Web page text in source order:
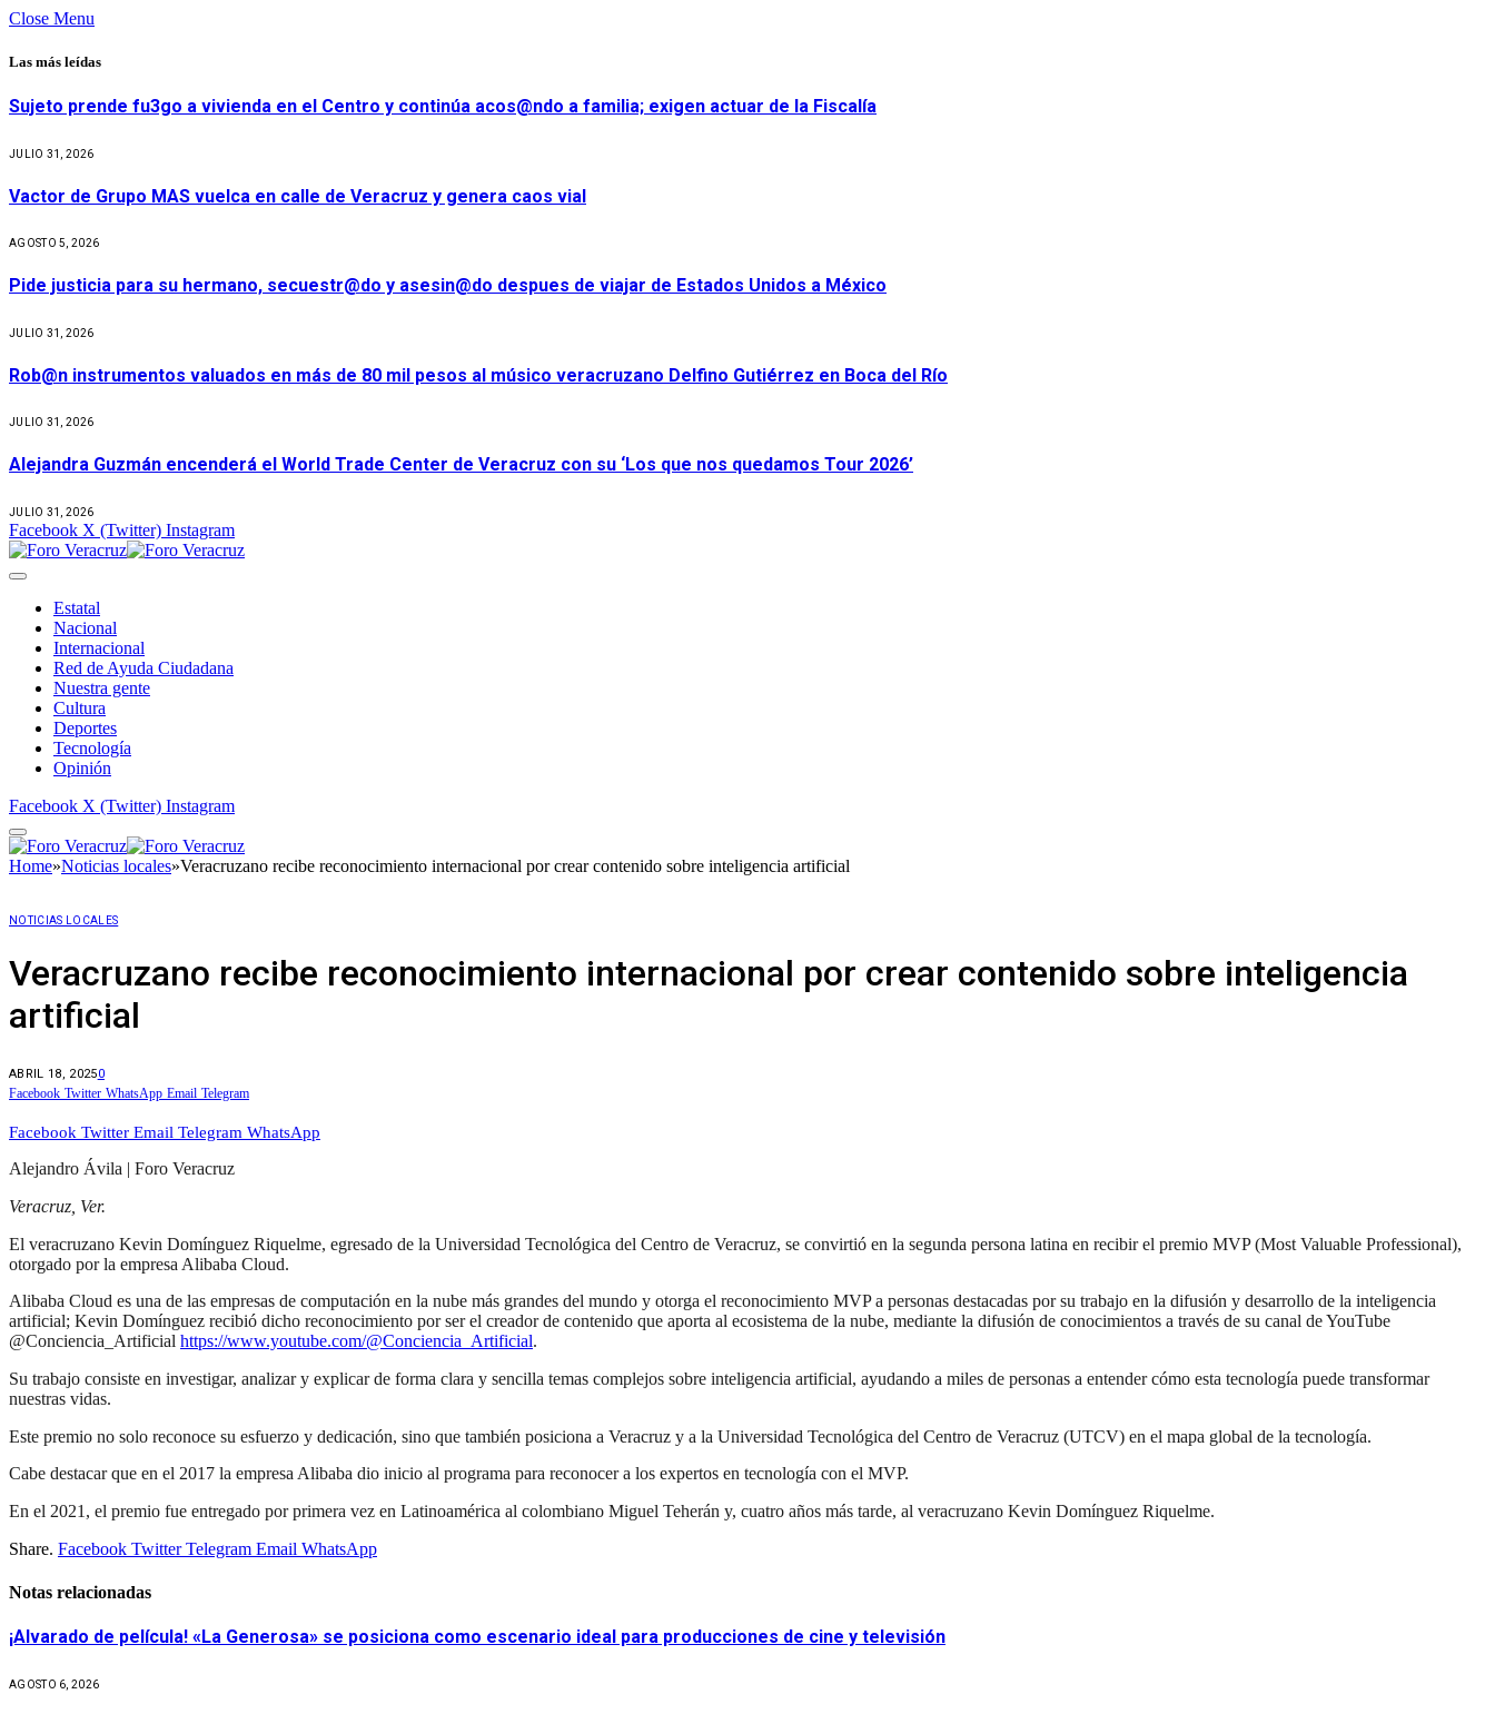
Close Menu
Las más leídas
Sujeto prende fu3go a vivienda en el Centro y continúa acos@ndo a familia; exigen actuar de la Fiscalía
JULIO 31, 2026
Vactor de Grupo MAS vuelca en calle de Veracruz y genera caos vial
AGOSTO 5, 2026
Pide justicia para su hermano, secuestr@do y asesin@do despues de viajar de Estados Unidos a México
JULIO 31, 2026
Rob@n instrumentos valuados en más de 80 mil pesos al músico veracruzano Delfino Gutiérrez en Boca del Río
JULIO 31, 2026
Alejandra Guzmán encenderá el World Trade Center de Veracruz con su ‘Los que nos quedamos Tour 2026’
JULIO 31, 2026
Facebook X (Twitter) Instagram
Estatal
Nacional
Internacional
Red de Ayuda Ciudadana
Nuestra gente
Cultura
Deportes
Tecnología
Opinión
Facebook X (Twitter) Instagram
Home»Noticias locales»Veracruzano recibe reconocimiento internacional por crear contenido sobre inteligencia artificial
NOTICIAS LOCALES
Veracruzano recibe reconocimiento internacional por crear contenido sobre inteligencia
artificial
ABRIL 18, 20250
Facebook Twitter WhatsApp Email Telegram
Facebook Twitter Email Telegram WhatsApp
Alejandro Ávila | Foro Veracruz
Veracruz, Ver.
El veracruzano Kevin Domínguez Riquelme, egresado de la Universidad Tecnológica del Centro de Veracruz, se convirtió en la segunda persona latina en recibir el premio MVP (Most Valuable Professional),
otorgado por la empresa Alibaba Cloud.
Alibaba Cloud es una de las empresas de computación en la nube más grandes del mundo y otorga el reconocimiento MVP a personas destacadas por su trabajo en la difusión y desarrollo de la inteligencia
artificial; Kevin Domínguez recibió dicho reconocimiento por ser el creador de contenido que aporta al ecosistema de la nube, mediante la difusión de conocimientos a través de su canal de YouTube
@Conciencia_Artificial https://www.youtube.com/@Conciencia_Artificial.
Su trabajo consiste en investigar, analizar y explicar de forma clara y sencilla temas complejos sobre inteligencia artificial, ayudando a miles de personas a entender cómo esta tecnología puede transformar
nuestras vidas.
Este premio no solo reconoce su esfuerzo y dedicación, sino que también posiciona a Veracruz y a la Universidad Tecnológica del Centro de Veracruz (UTCV) en el mapa global de la tecnología.
Cabe destacar que en el 2017 la empresa Alibaba dio inicio al programa para reconocer a los expertos en tecnología con el MVP.
En el 2021, el premio fue entregado por primera vez en Latinoamérica al colombiano Miguel Teherán y, cuatro años más tarde, al veracruzano Kevin Domínguez Riquelme.
Share. Facebook Twitter Telegram Email WhatsApp
Notas relacionadas
¡Alvarado de película! «La Generosa» se posiciona como escenario ideal para producciones de cine y televisión
AGOSTO 6, 2026